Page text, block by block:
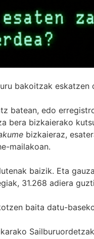
bakoitzak
batean, edo
bera bizkaierako
bizkaieraz,
mailakoan.
baizik. Eta
31.268 adiera
baita datu-